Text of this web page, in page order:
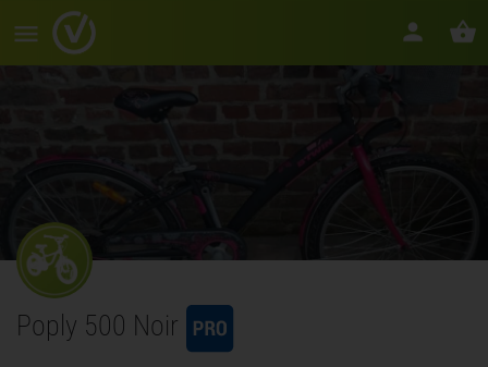
Poply 500 Noir